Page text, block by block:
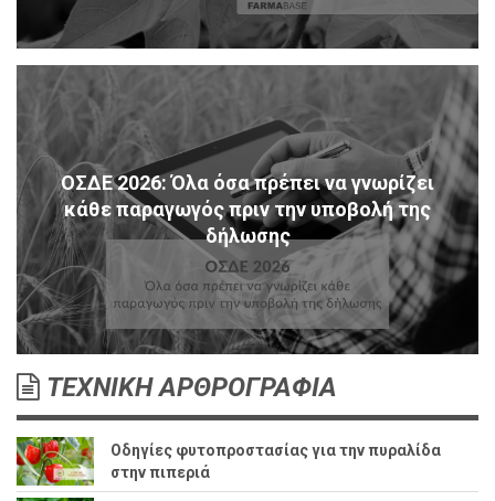
ΟΣΔΕ 2026: Όλα όσα πρέπει να γνωρίζει
κάθε παραγωγός πριν την υποβολή της
δήλωσης
ΤΕΧΝΙΚΗ ΑΡΘΡΟΓΡΑΦΙΑ
Οδηγίες φυτοπροστασίας για την πυραλίδα
στην πιπεριά